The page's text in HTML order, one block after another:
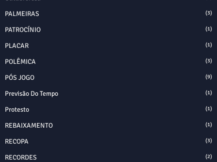
PALMEIRAS (3)
PATROCÍNIO (1)
PLACAR (1)
POLÊMICA (3)
PÓS JOGO (9)
Previsão Do Tempo (1)
Protesto (1)
REBAIXAMENTO (1)
RECOPA (3)
RECORDES (2)